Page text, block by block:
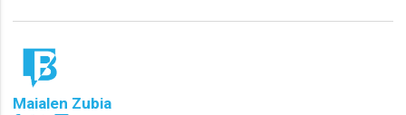
Maialen Zubia